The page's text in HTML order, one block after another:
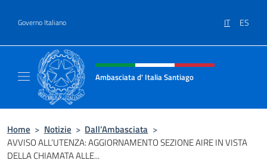
Governo Italiano IT ES
Intestazione sito, social e menù
Ambasciata d' Italia Santiago
Home > Notizie > Dall’Ambasciata >
AVVISO ALL’UTENZA: AGGIORNAMENTO SEZIONE AIRE IN VISTA
DELLA CHIAMATA ALLE...